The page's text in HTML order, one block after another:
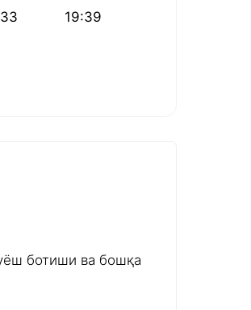
19:39
ботиши ва бошқа